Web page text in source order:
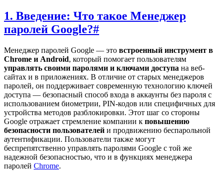
1. Введение: Что такое Менеджер
паролей Google?#
Менеджер паролей Google — это встроенный инструмент в
Chrome и Android, который помогает пользователям
управлять своими паролями и ключами доступа на веб-
сайтах и в приложениях. В отличие от старых менеджеров
паролей, он поддерживает современную технологию ключей
доступа — безопасный способ входа в аккаунты без пароля с
использованием биометрии, PIN-кодов или специфичных для
устройства методов разблокировки. Этот шаг со стороны
Google отражает стремление компании к повышению
безопасности пользователей и продвижению беспарольной
аутентификации. Пользователи также могут
беспрепятственно управлять паролями Google с той же
надежной безопасностью, что и в функциях менеджера
паролей Chrome.